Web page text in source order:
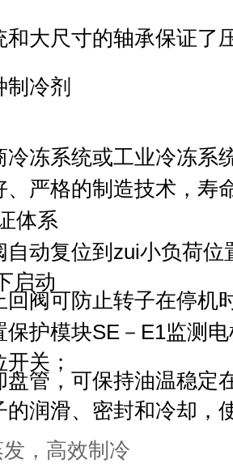
和大尺寸的轴承保证了
冷剂
冷冻系统或工业冷冻系
、严格的制造技术，寿
体系
自动复位到zui小负荷
启动
回阀可防止转子在停机
保护模块SE － E1监测
开关；
盘管，可保持油温稳定
的润滑、密封和冷却，
发，高效制冷